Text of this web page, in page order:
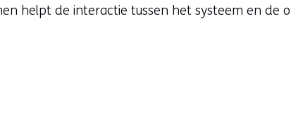
helpt de interactie tussen het systeem en de